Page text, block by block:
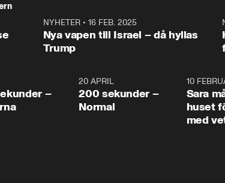
NYHETER• 16 FEB. 2025
Nya vapen till Israel – då hyllas
Trump
4:23
–
20 APRIL
200 sekunder –
Normal
10
Sara
huset
med